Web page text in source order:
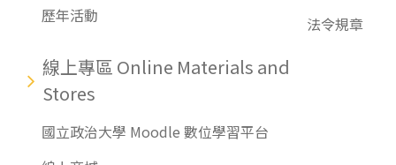
歷年活動
線上專區 Online Materials and
Stores
國立政治大學 Moodle 數位學習平台
法令規章